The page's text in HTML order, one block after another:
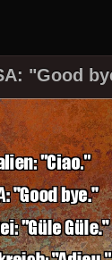
"Good